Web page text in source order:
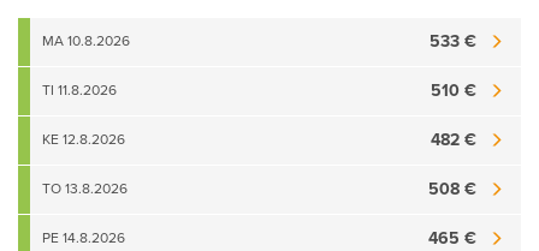
533 €
MA 10.8.2026
510 €
TI 11.8.2026
482 €
KE 12.8.2026
508 €
TO 13.8.2026
465 €
PE 14.8.2026